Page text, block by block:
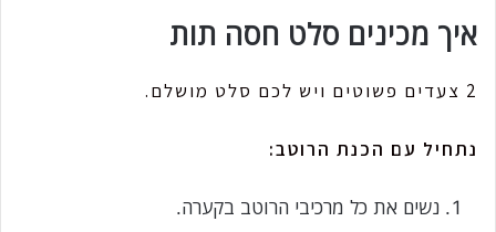
איך מכינים סלט חסה תות
2 צעדים פשוטים ויש לכם סלט מושלם.
נתחיל עם הכנת הרוטב:
נשים את כל מרכיבי הרוטב בקערה.